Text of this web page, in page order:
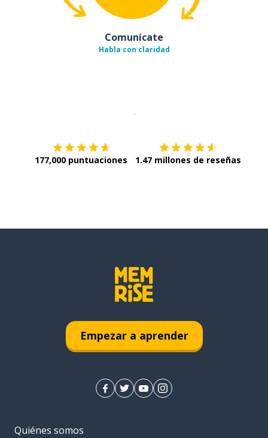
Comunícate
Habla con claridad
177,000 puntuaciones 1.47 millones de reseñas
Empezar a aprender
Quiénes somos